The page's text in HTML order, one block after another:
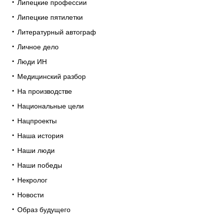
Липецкие профессии
Липецкие пятилетки
Литературный автограф
Личное дело
Люди ИН
Медицинский разбор
На производстве
Национальные цели
Нацпроекты
Наша история
Наши люди
Наши победы
Некролог
Новости
Образ будущего